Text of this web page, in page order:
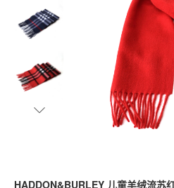
HADDON&BURLEY 儿童羊绒流苏